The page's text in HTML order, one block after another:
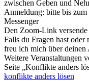
zwischen Geben und
Anmeldung: bitte bis
Messenger
Den Zoom-Link versende
Falls du Fragen hast oder
freu ich mich über deinen
Weitere Veranstaltungen
Seite „Konflikte anders
konflikte anders lösen